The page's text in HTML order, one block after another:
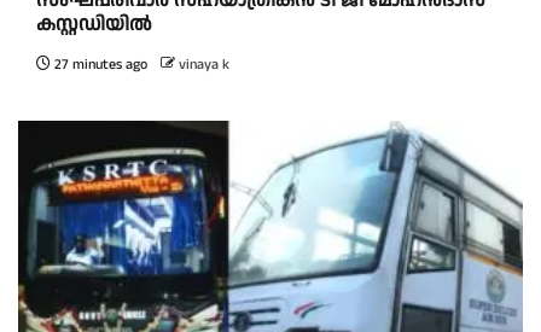
കസ്റ്റഡിയിൽ
27 minutes ago vinaya k